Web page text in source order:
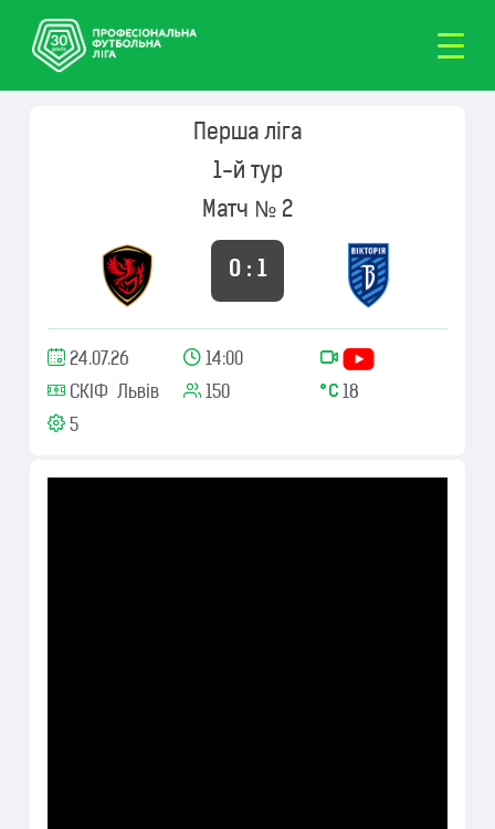
Перша ліга
1-й тур
Матч № 2
0 : 1
24.07.26
14:00
СКІФ Львів
150
18
5